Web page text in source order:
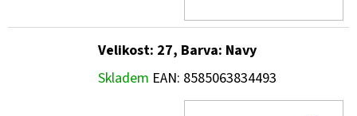
Velikost: 27, Barva: Navy
Skladem EAN: 8585063834493